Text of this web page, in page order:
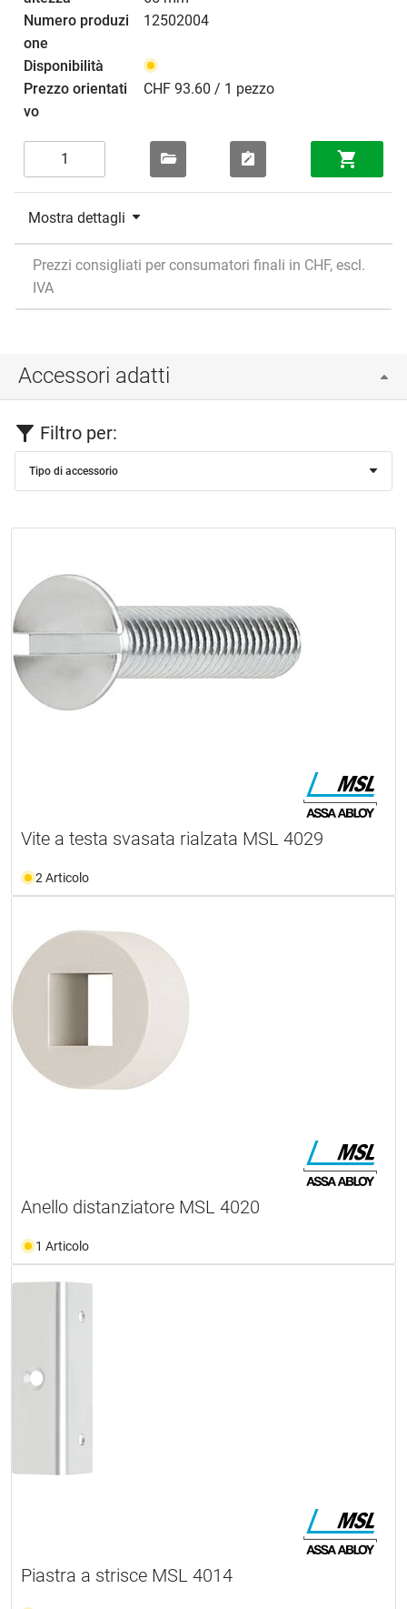
12502004
CHF 93.60 / 1 pezzo
Mostra dettagli
Prezzi consigliati per consumatori finali in CHF, escl.
IVA
Accessori adatti
Filtro per:
Tipo di accessorio
Vite a testa svasata rialzata MSL 4029
2 Articolo
Anello distanziatore MSL 4020
1 Articolo
Piastra a strisce MSL 4014